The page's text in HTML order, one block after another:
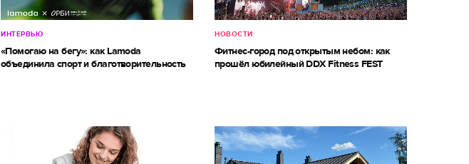
ИНТЕРВЬЮ
«Помогаю на бегу»: как Lamoda
объединила спорт и благотворительность
НОВОСТИ
Фитнес-город под открытым небом: как
прошёл юбилейный DDX Fitness FEST